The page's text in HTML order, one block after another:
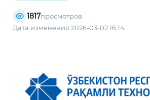
1817просмотров
Дата изменения:2026-03-02 16:14